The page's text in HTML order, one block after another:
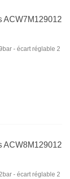
ACW7M129012
- écart réglable 2
ACW8M129012
- écart réglable 2